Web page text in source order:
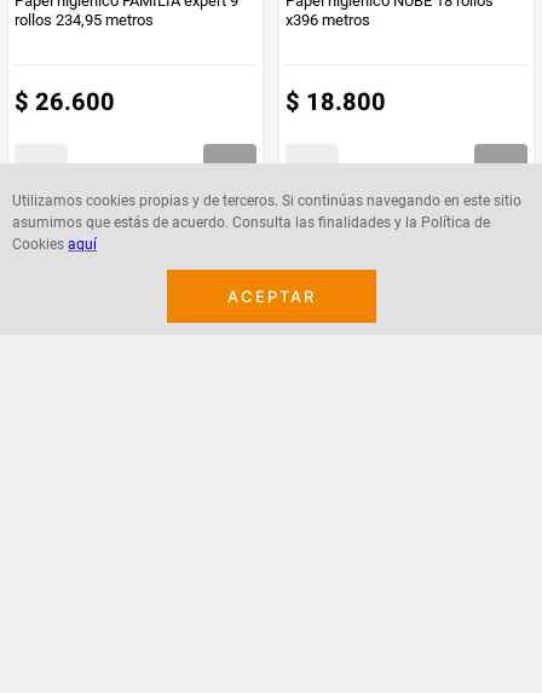
Utilizamos cookies propias y de terceros. Si continúas navegando en este sitio
asumimos que estás de acuerdo. Consulta las finalidades y la Política de
Cookies aquí
ACEPTAR
rollos 234,95 metros
$ 26.600
x396 metros
$ 18.800